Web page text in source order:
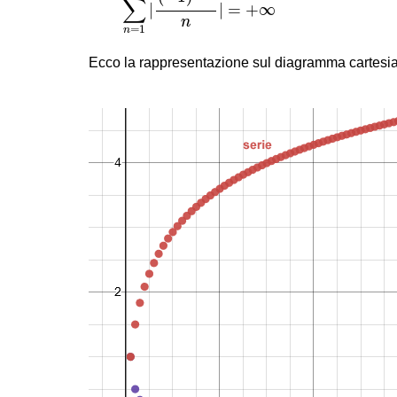
∑
n=1 n
= +∞
Ecco la rappresentazione sul diagramma